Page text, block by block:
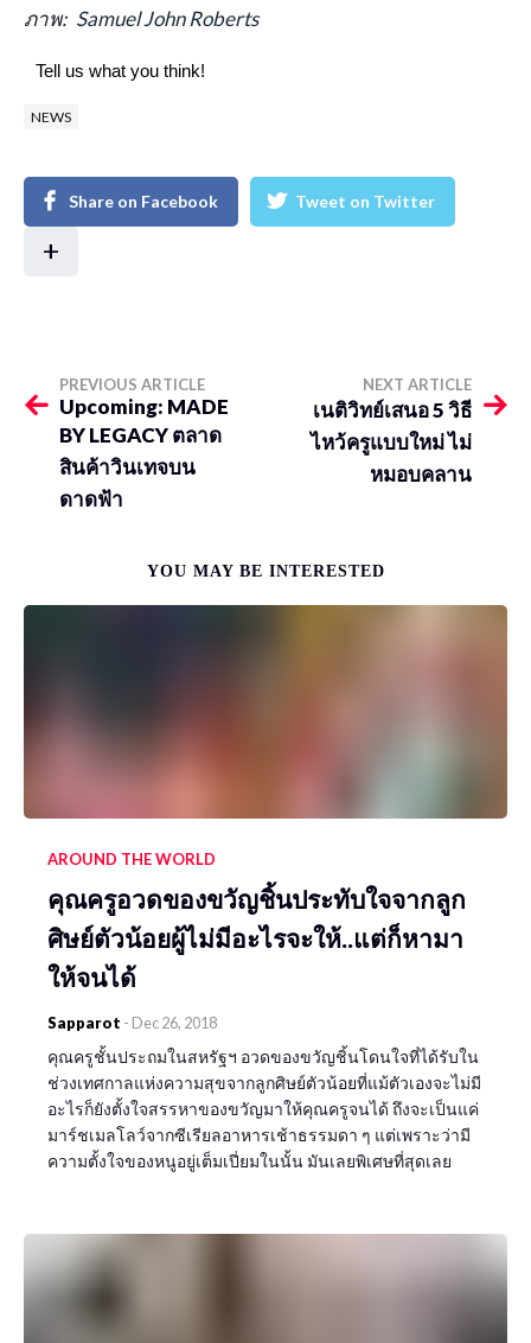
ภาพ: Samuel John Roberts
Tell us what you think!
NEWS
Share on Facebook Tweet on Twitter
+
PREVIOUS ARTICLE
Upcoming: MADE
BY LEGACY ตลาด
สินค้าวินเทจบน
ดาดฟ้า
NEXT ARTICLE
เนติวิทย์เสนอ 5 วิธี
ไหว้ครูแบบใหม่ ไม่
หมอบคลาน
YOU MAY BE INTERESTED
AROUND THE WORLD
คุณครูอวดของขวัญชิ้นประทับใจจากลูก
ศิษย์ตัวน้อยผู้ไม่มีอะไรจะให้..แต่ก็หามา
ให้จนได้
Sapparot - Dec 26, 2018
คุณครูชั้นประถมในสหรัฐฯ อวดของขวัญชิ้นโดนใจที่ได้รับใน
ช่วงเทศกาลแห่งความสุขจากลูกศิษย์ตัวน้อยที่แม้ตัวเองจะไม่มี
อะไรก็ยังตั้งใจสรรหาของขวัญมาให้คุณครูจนได้ ถึงจะเป็นแค่
มาร์ชเมลโลว์จากซีเรียลอาหารเช้าธรรมดา ๆ แต่เพราะว่ามี
ความตั้งใจของหนูอยู่เต็มเปี่ยมในนั้น มันเลยพิเศษที่สุดเลย